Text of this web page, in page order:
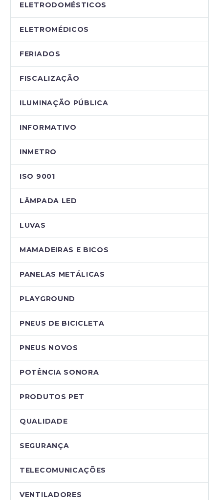
ELETRODOMÉSTICOS
ELETROMÉDICOS
FERIADOS
FISCALIZAÇÃO
ILUMINAÇÃO PÚBLICA
INFORMATIVO
INMETRO
ISO 9001
LÂMPADA LED
LUVAS
MAMADEIRAS E BICOS
PANELAS METÁLICAS
PLAYGROUND
PNEUS DE BICICLETA
PNEUS NOVOS
POTÊNCIA SONORA
PRODUTOS PET
QUALIDADE
SEGURANÇA
TELECOMUNICAÇÕES
VENTILADORES